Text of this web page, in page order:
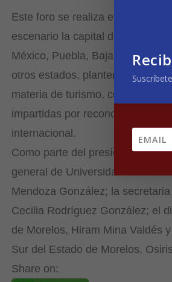
Este foro se realiza en el marco
escenario la capital de Morelos
México, Puebla, Baja California,
otros estados, planten pautas
materia de turismo, contando
impartidas por reconocidos
internacional.
Como parte del presídium del
general de Universidades
Mendoza González; la
Cecilia Rodríguez González; el
de Morelos, Hiram Mina Valdés
Sur del Estado de Morelos,
Share on: